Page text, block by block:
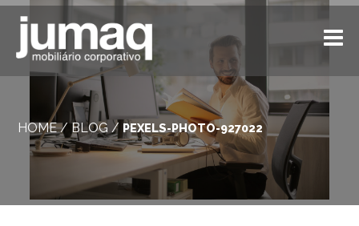
HOME/BLOG / PEXELS-PHOTO-927022